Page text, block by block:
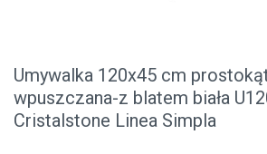
Umywalka 120x45 cm
wpuszczana-z blatem biała
Cristalstone Linea Simpla